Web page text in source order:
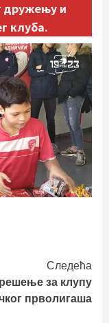
дружењу и
клуба.
Следећа
за клупу
прволигаша